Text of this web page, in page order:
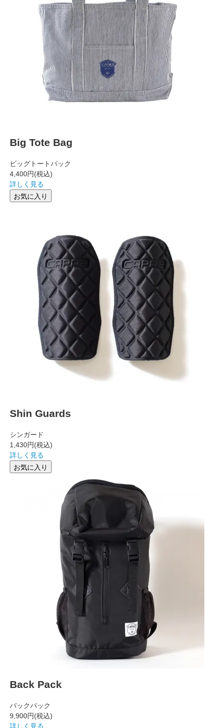
Big Tote Bag
ビッグトートバック
4,400円(税込)
詳しく見る
お気に入り
Shin Guards
シンガード
1,430円(税込)
詳しく見る
お気に入り
Back Pack
バックパック
9,900円(税込)
詳しく見る